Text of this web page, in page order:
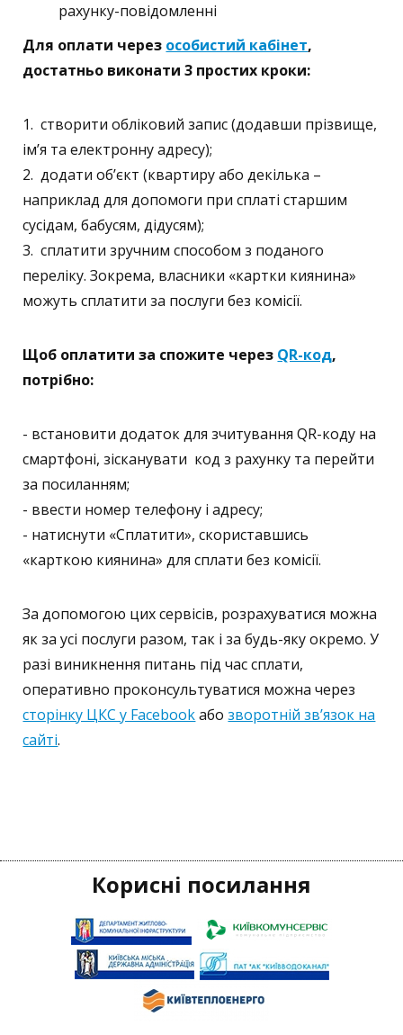
рахунку-повідомленні
Для оплати через особистий кабінет,
достатньо виконати 3 простих кроки:
1. створити обліковий запис (додавши прізвище,
ім’я та електронну адресу);
2. додати об’єкт (квартиру або декілька –
наприклад для допомоги при сплаті старшим
сусідам, бабусям, дідусям);
3. сплатити зручним способом з поданого
переліку. Зокрема, власники «картки киянина»
можуть сплатити за послуги без комісії.
Щоб оплатити за спожите через QR-код,
потрібно:
- встановити додаток для зчитування QR-коду на
смартфоні, зісканувати код з рахунку та перейти
за посиланням;
- ввести номер телефону і адресу;
- натиснути «Сплатити», скориставшись
«карткою киянина» для сплати без комісії.
За допомогою цих сервісів, розрахуватися можна
як за усі послуги разом, так і за будь-яку окремо. У
разі виникнення питань під час сплати,
оперативно проконсультуватися можна через
сторінку ЦКС у Facebookабозворотній зв’язок на
сайті.
Корисні посилання